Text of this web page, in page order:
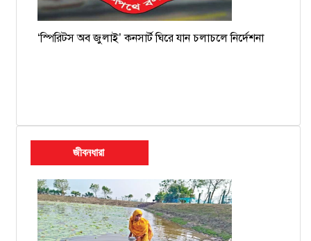
‘স্পিরিটস অব জুলাই’ কনসার্ট ঘিরে যান চলাচলে নির্দেশনা
জীবনধারা